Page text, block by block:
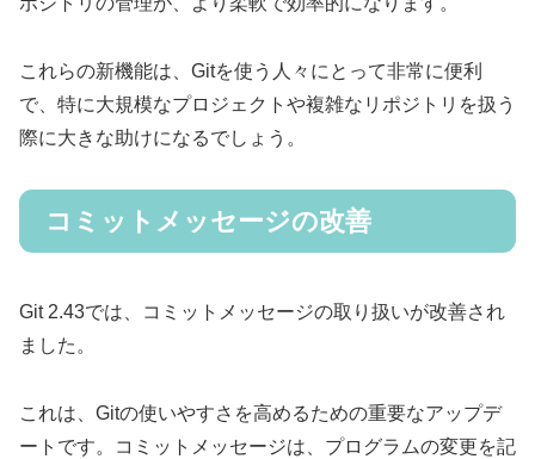
これらの新機能は、Gitを使う人々にとって非常に便利
で、特に大規模なプロジェクトや複雑なリポジトリを扱う
際に大きな助けになるでしょう。
コミットメッセージの改善
Git 2.43では、コミットメッセージの取り扱いが改善され
ました。
これは、Gitの使いやすさを高めるための重要なアップデ
ートです。コミットメッセージは、プログラムの変更を記